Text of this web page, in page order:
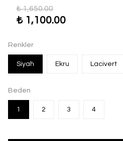
₺ 1,650.00
₺ 1,100.00
Renkler
Siyah Ekru Lacivert
Beden
1 2 3 4